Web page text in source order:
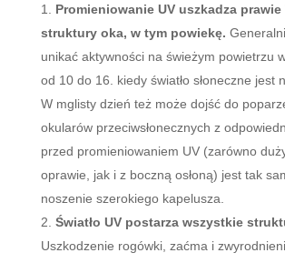
Promieniowanie UV uszkadza prawie
struktury oka, w tym powiekę.
unikać aktywności na świeżym powietrzu
od 10 do 16. kiedy światło słoneczne jest
W mglisty dzień też może dojść do
okularów przeciwsłonecznych z
przed promieniowaniem UV (zarówno
oprawie, jak i z boczną osłoną) jest tak
noszenie szerokiego kapelusza.
Światło UV postarza wszystkie
Uszkodzenie rogówki, zaćma i